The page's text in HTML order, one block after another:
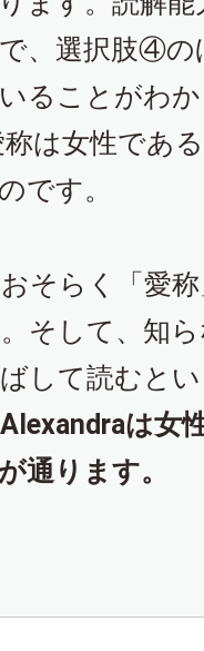
、選択肢④の
ることがわ
称は女性であ
です。
そらく「愛
そして、知
して読むと
Alexandraは女
通ります。